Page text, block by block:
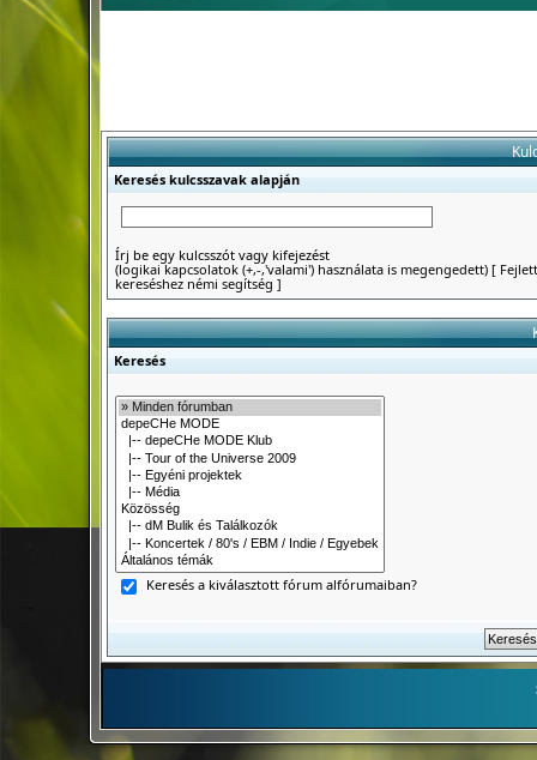
Keresés kulcsszavak alapján
Írj be egy kulcsszót vagy kifejezést
(logikai kapcsolatok (+,-,'valami') használata is megengedett)[
kereséshez némi segítség ]
Keresés
Keresés a kiválasztott fórum alfórumaiban?